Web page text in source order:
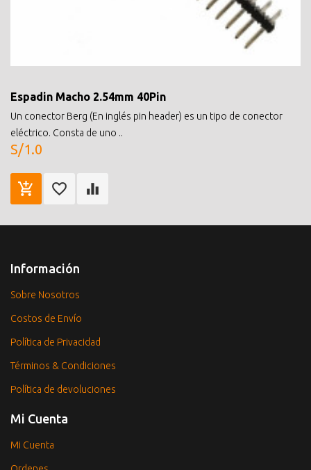
Espadin Macho 2.54mm 40Pin
Un conector Berg (En inglés pin header) es un tipo de conector
eléctrico. Consta de uno ..
S/1.0
Información
Sobre Nosotros
Costos de Envío
Política de Privacidad
Términos & Condiciones
Política de devoluciones
Mi Cuenta
Mi Cuenta